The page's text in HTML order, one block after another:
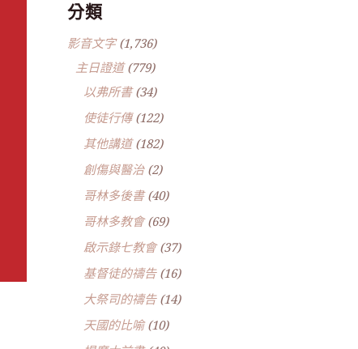
分類
影音文字(1,736)
主日證道(779)
以弗所書(34)
使徒行傳(122)
其他講道(182)
創傷與醫治(2)
哥林多後書(40)
哥林多教會(69)
啟示錄七教會(37)
基督徒的禱告(16)
大祭司的禱告(14)
天國的比喻(10)